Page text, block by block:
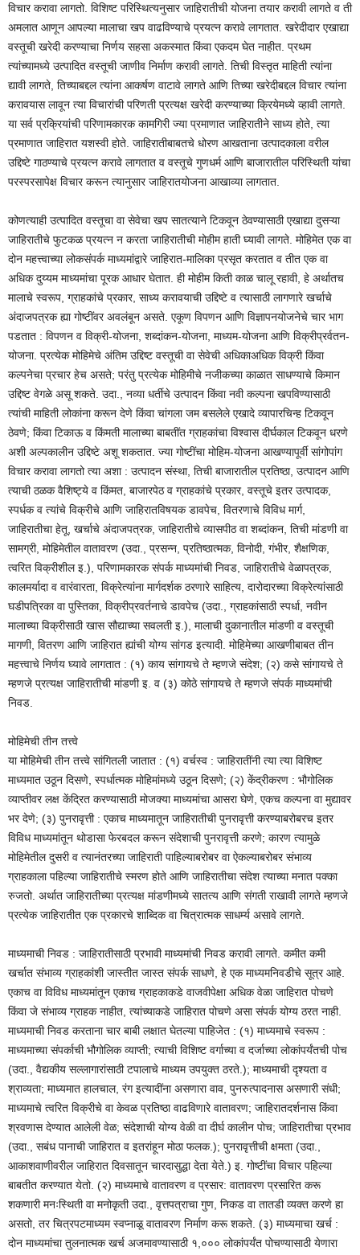
विचार करावा लागतो. विशिष्ट परिस्थित्यनुसार जाहिरातीची योजना तयार करावी लागते व ती
अमलात आणून आपल्या मालाचा खप वाढविण्याचे प्रयत्न करावे लागतात. खरेदीदार एखाद्या
वस्तूची खरेदी करण्याचा निर्णय सहसा अकस्मात किंवा एकदम घेत नाहीत. प्रथम
त्यांच्यामध्ये उत्पादित वस्तूची जाणीव निर्माण करावी लागते. तिची विस्तृत माहिती त्यांना
द्यावी लागते, तिच्याबद्दल त्यांना आकर्षण वाटावे लागते आणि तिच्या खरेदीबद्दल विचार त्यांना
करावयास लावून त्या विचारांची परिणती प्रत्यक्ष खरेदी करण्याच्या क्रियेमध्ये व्हावी लागते.
या सर्व प्रक्रियांची परिणामकारक कामगिरी ज्या प्रमाणात जाहिरातीने साध्य होते, त्या
प्रमाणात जाहिरात यशस्वी होते. जाहिरातीबाबतचे धोरण आखताना उत्पादकाला वरील
उद्दिष्टे गाठण्याचे प्रयत्न करावे लागतात व वस्तूचे गुणधर्म आणि बाजारातील परिस्थिती यांचा
परस्परसापेक्ष विचार करून त्यानुसार जाहिरातयोजना आखाव्या लागतात.
कोणत्याही उत्पादित वस्तूचा वा सेवेचा खप सातत्याने टिकवून ठेवण्यासाठी एखाद्या दुसऱ्या
जाहिरातीचे फुटकळ प्रयत्न न करता जाहिरातीची मोहीम हाती घ्यावी लागते. मोहिमेत एक वा
दोन महत्त्वाच्या लोकसंपर्क माध्यमांद्वारे जाहिरात-मालिका प्रसृत करतात व तीत एक वा
अधिक दुय्यम माध्यमांचा पूरक आधार घेतात. ही मोहीम किती काळ चालू रहावी, हे अर्थातच
मालाचे स्वरूप, ग्राहकांचे प्रकार, साध्य करावयाची उद्दिष्टे व त्यासाठी लागणारे खर्चाचे
अंदाजपत्रक ह्या गोष्टींवर अवलंबून असते. एकूण विपणन आणि विज्ञापनयोजनेचे चार भाग
पडतात : विपणन व विक्री-योजना, शब्दांकन-योजना, माध्यम-योजना आणि विक्रीप्रर्वतन-
योजना. प्रत्येक मोहिमेचे अंतिम उद्दिष्ट वस्तूची वा सेवेची अधिकाअधिक विक्री किंवा
कल्पनेचा प्रचार हेच असते; परंतु प्रत्येक मोहिमीचे नजीकच्या काळात साधण्याचे किमान
उद्दिष्ट वेगळे असू शकते. उदा., नव्या धर्तीचे उत्पादन किंवा नवी कल्पना खपविण्यासाठी
त्यांची माहिती लोकांना करून देणे किंवा चांगला जम बसलेले एखादे व्यापारचिन्ह टिकवून
ठेवणे; किंवा टिकाऊ व किंमती मालाच्या बाबतींत ग्राहकांचा विश्वास दीर्घकाल टिकवून धरणे
अशी अल्पकालीन उद्दिष्टे अशू शकतात. ज्या गोष्टींचा मोहिम-योजना आखण्यापूर्वी सांगोपांग
विचार करावा लागतो त्या अशा : उत्पादन संस्था, तिची बाजारातील प्रतिष्ठा, उत्पादन आणि
त्याची ठळक वैशिष्ट्ये व किंमत, बाजारपेठ व ग्राहकांचे प्रकार, वस्तूचे इतर उत्पादक,
स्पर्धक व त्यांचे विक्रीचे आणि जाहिरातविषयक डावपेच, वितरणाचे विविध मार्ग,
जाहिरातीचा हेतू, खर्चाचे अंदाजपत्रक, जाहिरातीचे व्यासपीठ वा शब्दांकन, तिची मांडणी वा
सामग्री, मोहिमेतील वातावरण (उदा., प्रसन्न, प्रतिष्ठात्मक, विनोदी, गंभीर, शैक्षणिक,
त्वरित विक्रीशील इ.), परिणामकारक संपर्क माध्यमांची निवड, जाहिरातीचे वेळापत्रक,
कालमर्यादा व वारंवारता, विक्रेत्यांना मार्गदर्शक ठरणारे साहित्य, दारोदारच्या विक्रेत्यांसाठी
घडीपत्रिका वा पुस्तिका, विक्रीप्रवर्तनाचे डावपेच (उदा., ग्राहकांसाठी स्पर्धा, नवीन
मालाच्या विक्रीसाठी खास सौद्याच्या सवलती इ.), मालाची दुकानातील मांडणी व वस्तूची
मागणी, वितरण आणि जाहिरात ह्यांची योग्य सांगड इत्यादी. मोहिमेच्या आखणीबाबत तीन
महत्त्वाचे निर्णय घ्यावे लागतात : (१) काय सांगायचे ते म्हणजे संदेश; (२) कसे सांगायचे ते
म्हणजे प्रत्यक्ष जाहिरातीची मांडणी इ. व (३) कोठे सांगायचे ते म्हणजे संपर्क माध्यमांची
निवड.
मोहिमेची तीन तत्त्वे
या मोहिमेची तीन तत्त्वे सांगितली जातात : (१) वर्चस्व : जाहिरातींनी त्या त्या विशिष्ट
माध्यमात उठून दिसणे, स्पर्धात्मक मोहिमांमध्ये उठून दिसणे; (२) केंद्रीकरण : भौगोलिक
व्याप्तीवर लक्ष केंद्रित करण्यासाठी मोजक्या माध्यमांचा आसरा घेणे, एकच कल्पना वा मुद्यावर
भर देणे; (३) पुनरावृत्ती : एकाच माध्यमातून जाहिरातीची पुनरावृत्ती करण्याबरोबरच इतर
विविध माध्यमांतून थोडासा फेरबदल करून संदेशाची पुनरावृत्ती करणे; कारण त्यामुळे
मोहिमेतील दुसरी व त्यानंतरच्या जाहिराती पाहिल्याबरोबर वा ऐकल्याबरोबर संभाव्य
ग्राहकाला पहिल्या जाहिरातीचे स्मरण होते आणि जाहिरातीचा संदेश त्याच्या मनात पक्का
रुजतो. अर्थात जाहिरातीच्या प्रत्यक्ष मांडणीमध्ये सातत्य आणि संगती राखावी लागते म्हणजे
प्रत्येक जाहिरातीत एक प्रकारचे शाब्दिक वा चित्रात्मक साधर्म्य असावे लागते.
माध्यमाची निवड : जाहिरातीसाठी प्रभावी माध्यमांची निवड करावी लागते. कमीत कमी
खर्चात संभाव्य ग्राहकांशी जास्तीत जास्त संपर्क साधणे, हे एक माध्यमनिवडीचे सूत्र आहे.
एकाच वा विविध माध्यमांतून एकाच ग्राहकाकडे वाजवीपेक्षा अधिक वेळा जाहिरात पोचणे
किंवा जे संभाव्य ग्राहक नाहीत, त्यांच्याकडे जाहिरात पोचणे असा संपर्क योग्य ठरत नाही.
माध्यमाची निवड करताना चार बाबी लक्षात घेतल्या पाहिजेत : (१) माध्यमाचे स्वरूप :
माध्यमाच्या संपर्काची भौगोलिक व्याप्ती; त्याची विशिष्ट वर्गाच्या व दर्जाच्या लोकांपर्यंतची पोच
(उदा., वैद्यकीय सल्लागारांसाठी टपालाचे माध्यम उपयुक्त ठरते.); माध्यमाची दृश्यता व
श्राव्यता; माध्यमात हालचाल, रंग इत्यादींना असणारा वाव, पुनरुत्पादनास असणारी संधी;
माध्यमाचे त्वरित विक्रीचे वा केवळ प्रतिष्ठा वाढविणारे वातावरण; जाहिरातदर्शनास किंवा
श्रवणास देण्यात आलेली वेळ; संदेशाची योग्य वेळी वा दीर्घ कालीन पोच; जाहिरातीचा प्रभाव
(उदा., सबंध पानाची जाहिरात व इतरांहून मोठा फलक.); पुनरावृत्तीची क्षमता (उदा.,
आकाशवाणीवरील जाहिरात दिवसातून चारदासुद्धा देता येते.) इ. गोष्टींचा विचार पहिल्या
बाबतीत करण्यात येतो. (२) माध्यमाचे वातावरण व प्रसार: वातावरण प्रसारित करू
शकणारी मनःस्थिती वा मनोकृती उदा., वृत्तपत्राचा गुण, निकड वा तातडी व्यक्त करणे हा
असतो, तर चित्रपटमाध्यम स्वप्नाळू वातावरण निर्माण करू शकते. (३) माध्यमाचा खर्च :
दोन माध्यमांचा तुलनात्मक खर्च अजमावण्यासाठी १,००० लोकांपर्यंत पोचण्यासाठी येणारा